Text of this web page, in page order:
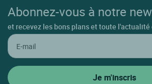
Abonnez-vous à notre
et recevez les bons plans et toute l'actualité